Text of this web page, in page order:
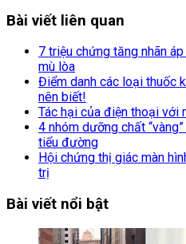
Bài viết liên quan
7 triệu chứng tăng nhãn
mù lòa
Điểm danh các loại thuốc
nên biết!
Tác hại của điện thoại với
4 nhóm dưỡng chất
tiểu đường
Hội chứng thị giác màn
trị
Bài viết nổi bật